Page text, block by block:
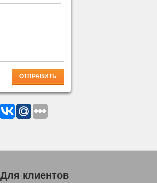
Для клиентов